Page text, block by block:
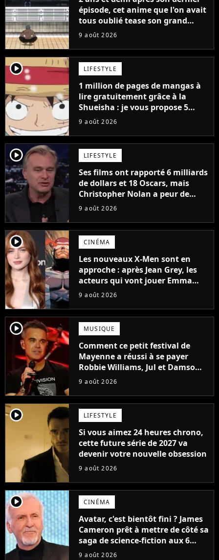
épisode, cet anime que l'on avait
tous oublié tease son grand
retour
9 août 2026
player2 LIFESTYLE
1 million de pages de mangas à
lire gratuitement grâce à la
Shueisha : je vous propose 5
mangas jamais sortis en France
9 août 2026
player2 LIFESTYLE
Ses films ont rapporté 6 milliards
de dollars et 18 Oscars, mais
Christopher Nolan a peur de
tourner un genre de films très
9 août 2026
player2 CINÉMA
Les nouveaux X-Men sont en
approche : après Jean Grey, les
acteurs qui vont jouer Emma
Frost et Cyclope trouvés !
9 août 2026
player2 MUSIQUE
Comment ce petit festival de
Mayenne a réussi à se payer
Robbie Williams, Jul et Damso
cette année ?
9 août 2026
player2 LIFESTYLE
Si vous aimez 24 heures chrono,
cette future série de 2027 va
devenir votre nouvelle obsession
9 août 2026
player2 CINÉMA
Avatar, c'est bientôt fini ? James
Cameron prêt à mettre de côté sa
saga de science-fiction aux 6
milliards de recettes
9 août 2026